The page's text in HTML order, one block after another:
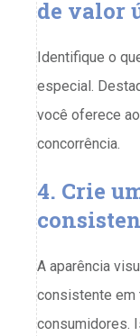
de valor
Identifique o
especial.
você oferece
concorrência.
4. Crie
A aparência
consistente em
consumidores.